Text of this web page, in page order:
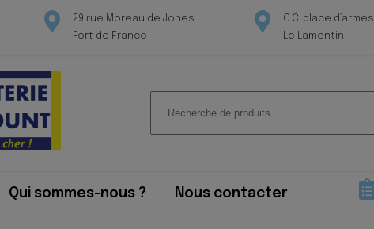
29 rue Moreau de Jones
Fort de France
C.C. place d’armes
Le Lamentin
pour :
Qui sommes-nous ? Nous contacter